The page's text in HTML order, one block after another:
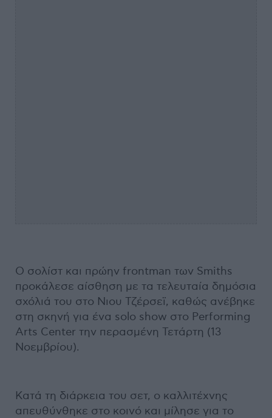
Ο σολίστ και πρώην frontman των Smiths
προκάλεσε αίσθηση με τα τελευταία δημόσια
σχόλιά του στο Νιου Τζέρσεϊ, καθώς ανέβηκε
στη σκηνή για ένα solo show στο Performing
Arts Center την περασμένη Τετάρτη (13
Νοεμβρίου).
Κατά τη διάρκεια του σετ, ο καλλιτέχνης
απευθύνθηκε στο κοινό και μίλησε για το